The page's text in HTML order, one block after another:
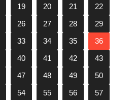
19 20 21
22
26 27 28
29
33 34 35
36
40 41 42
43
47 48 49
50
54 55 56
57